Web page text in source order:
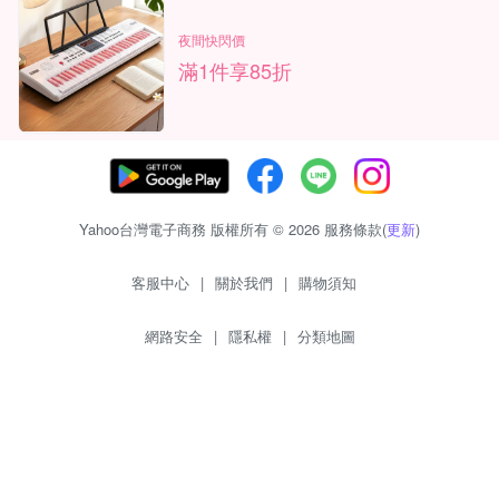
夜間快閃價
滿1件享85折
Yahoo台灣電子商務 版權所有 © 2026 服務條款(更新)
客服中心 | 關於我們 | 購物須知
網路安全 | 隱私權 | 分類地圖